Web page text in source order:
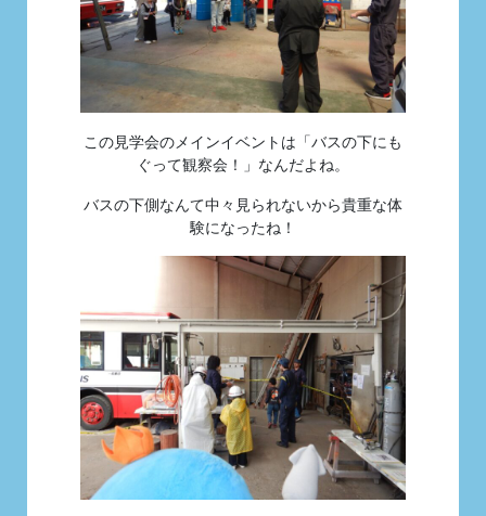
この見学会のメインイベントは「バスの下にも
ぐって観察会！」なんだよね。
バスの下側なんて中々見られないから貴重な体
験になったね！